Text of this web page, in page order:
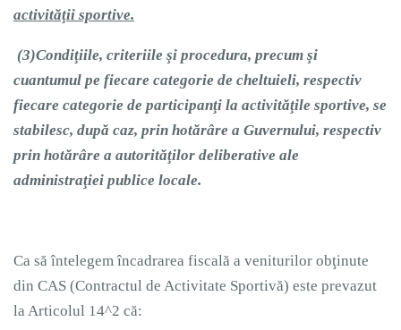
activităţii sportive.
(3)Condiţiile, criteriile şi procedura, precum şi
cuantumul pe fiecare categorie de cheltuieli, respectiv
fiecare categorie de participanţi la activităţile sportive, se
stabilesc, după caz, prin hotărâre a Guvernului, respectiv
prin hotărâre a autorităţilor deliberative ale
administraţiei publice locale.
Ca să întelegem încadrarea fiscală a veniturilor obţinute
din CAS (Contractul de Activitate Sportivă) este prevazut
la Articolul 14^2 că: